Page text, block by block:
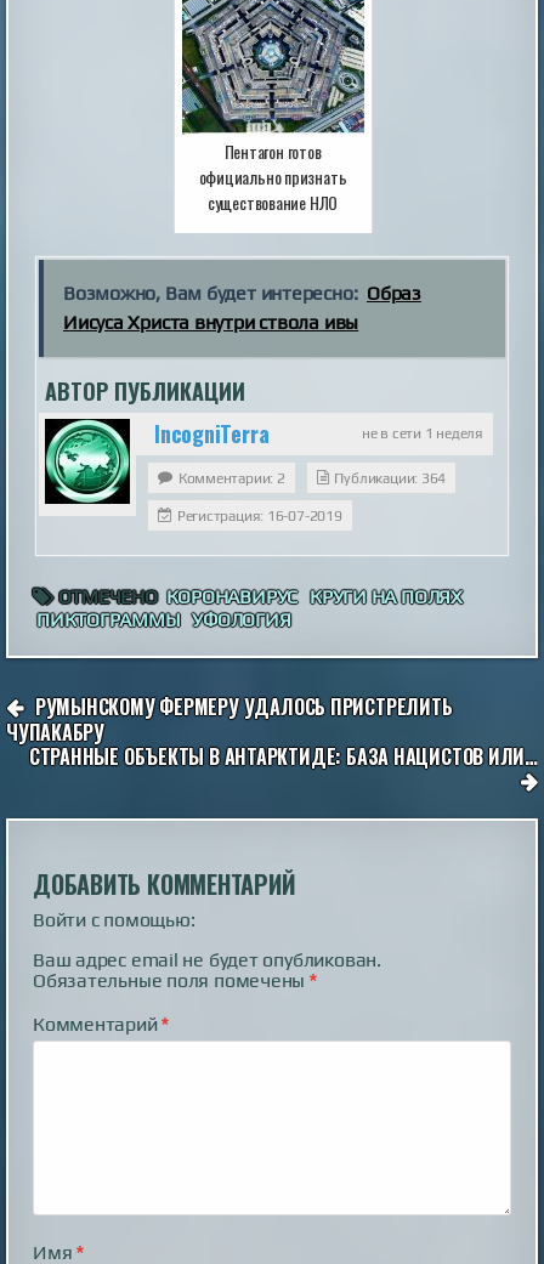
Пентагон готов
официально признать
существование НЛО
Возможно, Вам будет интересно: Образ
Иисуса Христа внутри ствола ивы
АВТОР ПУБЛИКАЦИИ
не в сети 1 неделя
IncogniTerra
Комментарии: 2 Публикации: 364
Регистрация: 16-07-2019
ОТМЕЧЕНО КОРОНАВИРУС КРУГИ НА ПОЛЯХ
ПИКТОГРАММЫ УФОЛОГИЯ
НАВИГАЦИЯ
ПО
ЗАПИСЯМ
РУМЫНСКОМУ ФЕРМЕРУ УДАЛОСЬ ПРИСТРЕЛИТЬ
ЧУПАКАБРУ
СТРАННЫЕ ОБЪЕКТЫ В АНТАРКТИДЕ: БАЗА НАЦИСТОВ ИЛИ…
ДОБАВИТЬ КОММЕНТАРИЙ
Войти с помощью:
Ваш адрес email не будет опубликован.
Обязательные поля помечены*
Комментарий*
Имя*